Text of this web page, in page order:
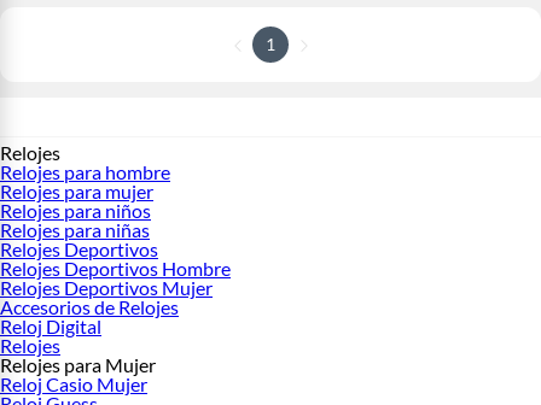
1
Relojes
Relojes para hombre
Relojes para mujer
Relojes para niños
Relojes para niñas
Relojes Deportivos
Relojes Deportivos Hombre
Relojes Deportivos Mujer
Accesorios de Relojes
Reloj Digital
Relojes
Relojes para Mujer
Reloj Casio Mujer